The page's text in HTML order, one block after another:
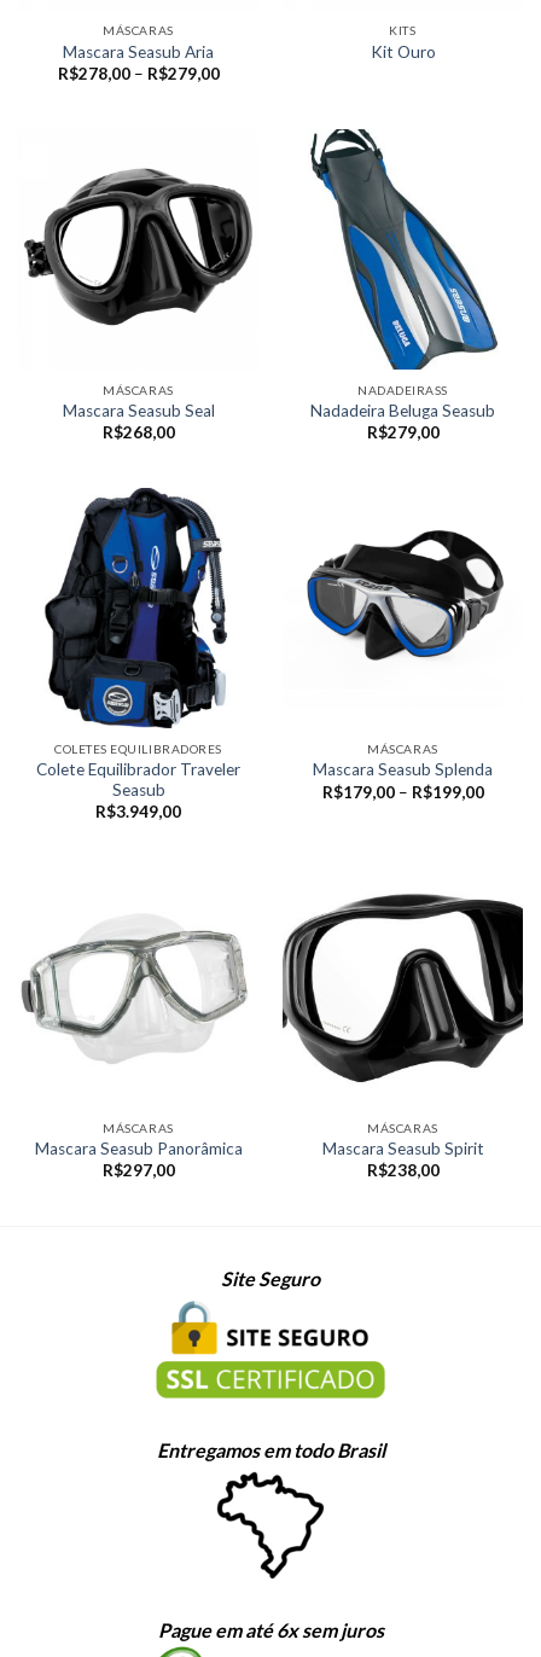
MÁSCARAS
Mascara Seasub Aria
R$278,00 – R$279,00Faixa
KITS
Kit Ouro
MÁSCARAS
Mascara Seasub Seal
R$268,00
NADADEIRASS
Nadadeira Beluga Seasub
R$279,00
COLETES EQUILIBRADORES
Colete Equilibrador Traveler
Seasub
R$3.949,00
MÁSCARAS
Mascara Seasub Splenda
R$179,00 – R$199,00Faixa
MÁSCARAS
Mascara Seasub Panorâmica
R$297,00
MÁSCARAS
Mascara Seasub Spirit
R$238,00
Site Seguro
Entregamos em todo Brasil
Pague em até 6x sem juros